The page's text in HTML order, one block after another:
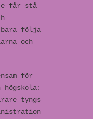
får stå
bara följa
och
för
tyngs